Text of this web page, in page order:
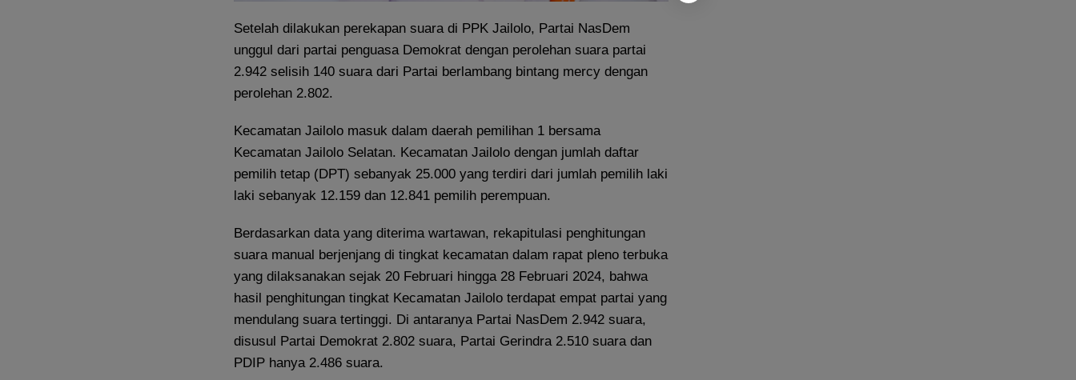
Setelah dilakukan perekapan suara di PPK Jailolo, Partai NasDem
unggul dari partai penguasa Demokrat dengan perolehan suara partai
2.942 selisih 140 suara dari Partai berlambang bintang mercy dengan
perolehan 2.802.
Kecamatan Jailolo masuk dalam daerah pemilihan 1 bersama
Kecamatan Jailolo Selatan. Kecamatan Jailolo dengan jumlah daftar
pemilih tetap (DPT) sebanyak 25.000 yang terdiri dari jumlah pemilih laki
laki sebanyak 12.159 dan 12.841 pemilih perempuan.
Berdasarkan data yang diterima wartawan, rekapitulasi penghitungan
suara manual berjenjang di tingkat kecamatan dalam rapat pleno terbuka
yang dilaksanakan sejak 20 Februari hingga 28 Februari 2024, bahwa
hasil penghitungan tingkat Kecamatan Jailolo terdapat empat partai yang
mendulang suara tertinggi. Di antaranya Partai NasDem 2.942 suara,
disusul Partai Demokrat 2.802 suara, Partai Gerindra 2.510 suara dan
PDIP hanya 2.486 suara.